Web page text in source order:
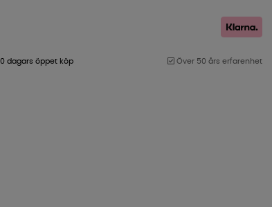
dagars öppet köp Över 50 års erfarenhet